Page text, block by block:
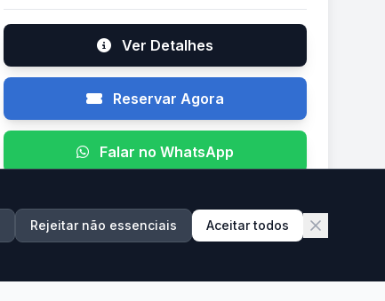
Ver Detalhes
Reservar Agora
Falar no WhatsApp
AGO
Rejeitar não essenciais Aceitar todos